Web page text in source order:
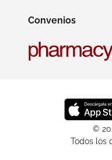
Convenios
©
Todos los